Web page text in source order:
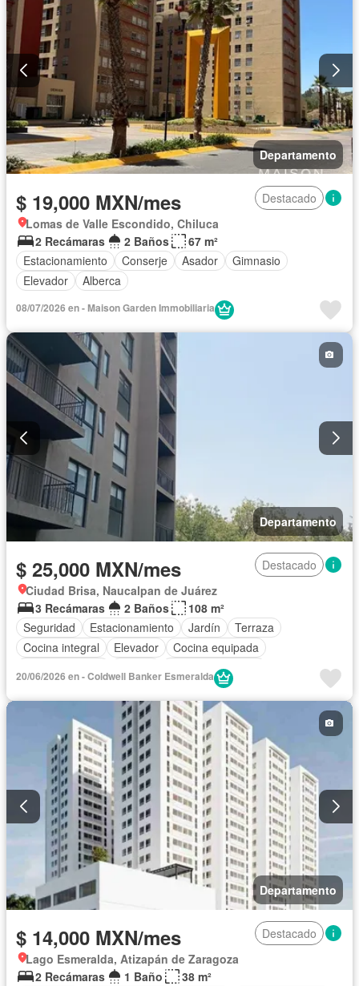
Departamento
$ 19,000 MXN/mes
Destacado
Lomas de Valle Escondido, Chiluca
2 Recámaras
2 Baños
67 m²
Estacionamiento
Conserje Asador
Gimnasio
Elevador
Alberca
08/07/2026 en - Maison Garden Immobiliaria
Departamento
$ 25,000 MXN/mes
Destacado
Ciudad Brisa, Naucalpan de Juárez
3 Recámaras
2 Baños
108 m²
Seguridad
Estacionamiento Jardín
Terraza
Cocina integral
Elevador
Cocina equipada
Permite mascotas
20/06/2026 en - Coldwell Banker Esmeralda
Departamento
$ 14,000 MXN/mes
Destacado
Lago Esmeralda, Atizapán de Zaragoza
2 Recámaras
1 Baño
38 m²